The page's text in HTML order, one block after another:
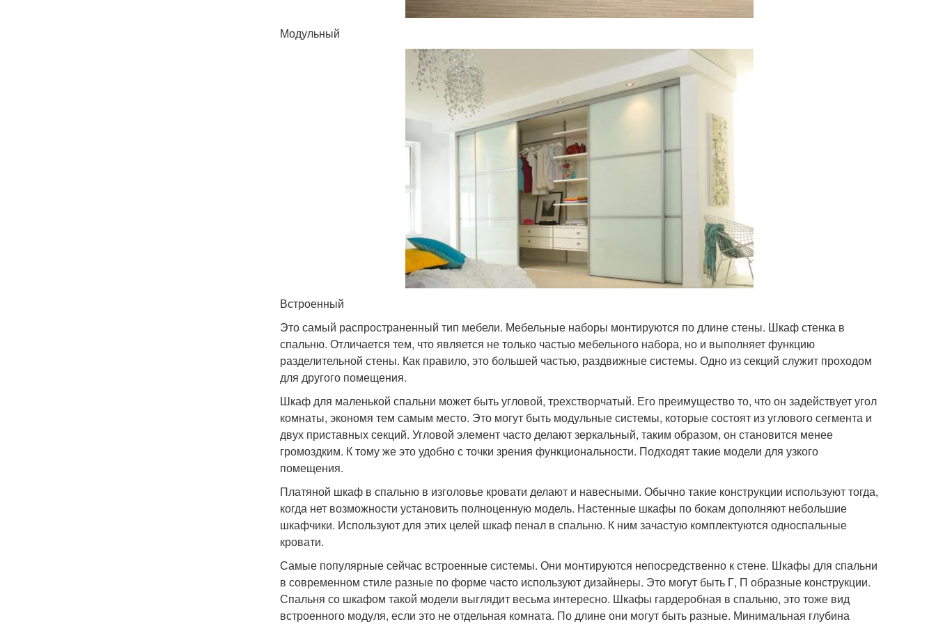
Модульный
Встроенный
Это самый распространенный тип мебели. Мебельные наборы монтируются по длине стены. Шкаф стенка в
спальню. Отличается тем, что является не только частью мебельного набора, но и выполняет функцию
разделительной стены. Как правило, это большей частью, раздвижные системы. Одно из секций служит проходом
для другого помещения.
Шкаф для маленькой спальни может быть угловой, трехстворчатый. Его преимущество то, что он задействует угол
комнаты, экономя тем самым место. Это могут быть модульные системы, которые состоят из углового сегмента и
двух приставных секций. Угловой элемент часто делают зеркальный, таким образом, он становится менее
громоздким. К тому же это удобно с точки зрения функциональности. Подходят такие модели для узкого
помещения.
Платяной шкаф в спальню в изголовье кровати делают и навесными. Обычно такие конструкции используют тогда,
когда нет возможности установить полноценную модель. Настенные шкафы по бокам дополняют небольшие
шкафчики. Используют для этих целей шкаф пенал в спальню. К ним зачастую комплектуются односпальные
кровати.
Самые популярные сейчас встроенные системы. Они монтируются непосредственно к стене. Шкафы для спальни
в современном стиле разные по форме часто используют дизайнеры. Это могут быть Г, П образные конструкции.
Спальня со шкафом такой модели выглядит весьма интересно. Шкафы гардеробная в спальню, это тоже вид
встроенного модуля, если это не отдельная комната. По длине они могут быть разные. Минимальная глубина